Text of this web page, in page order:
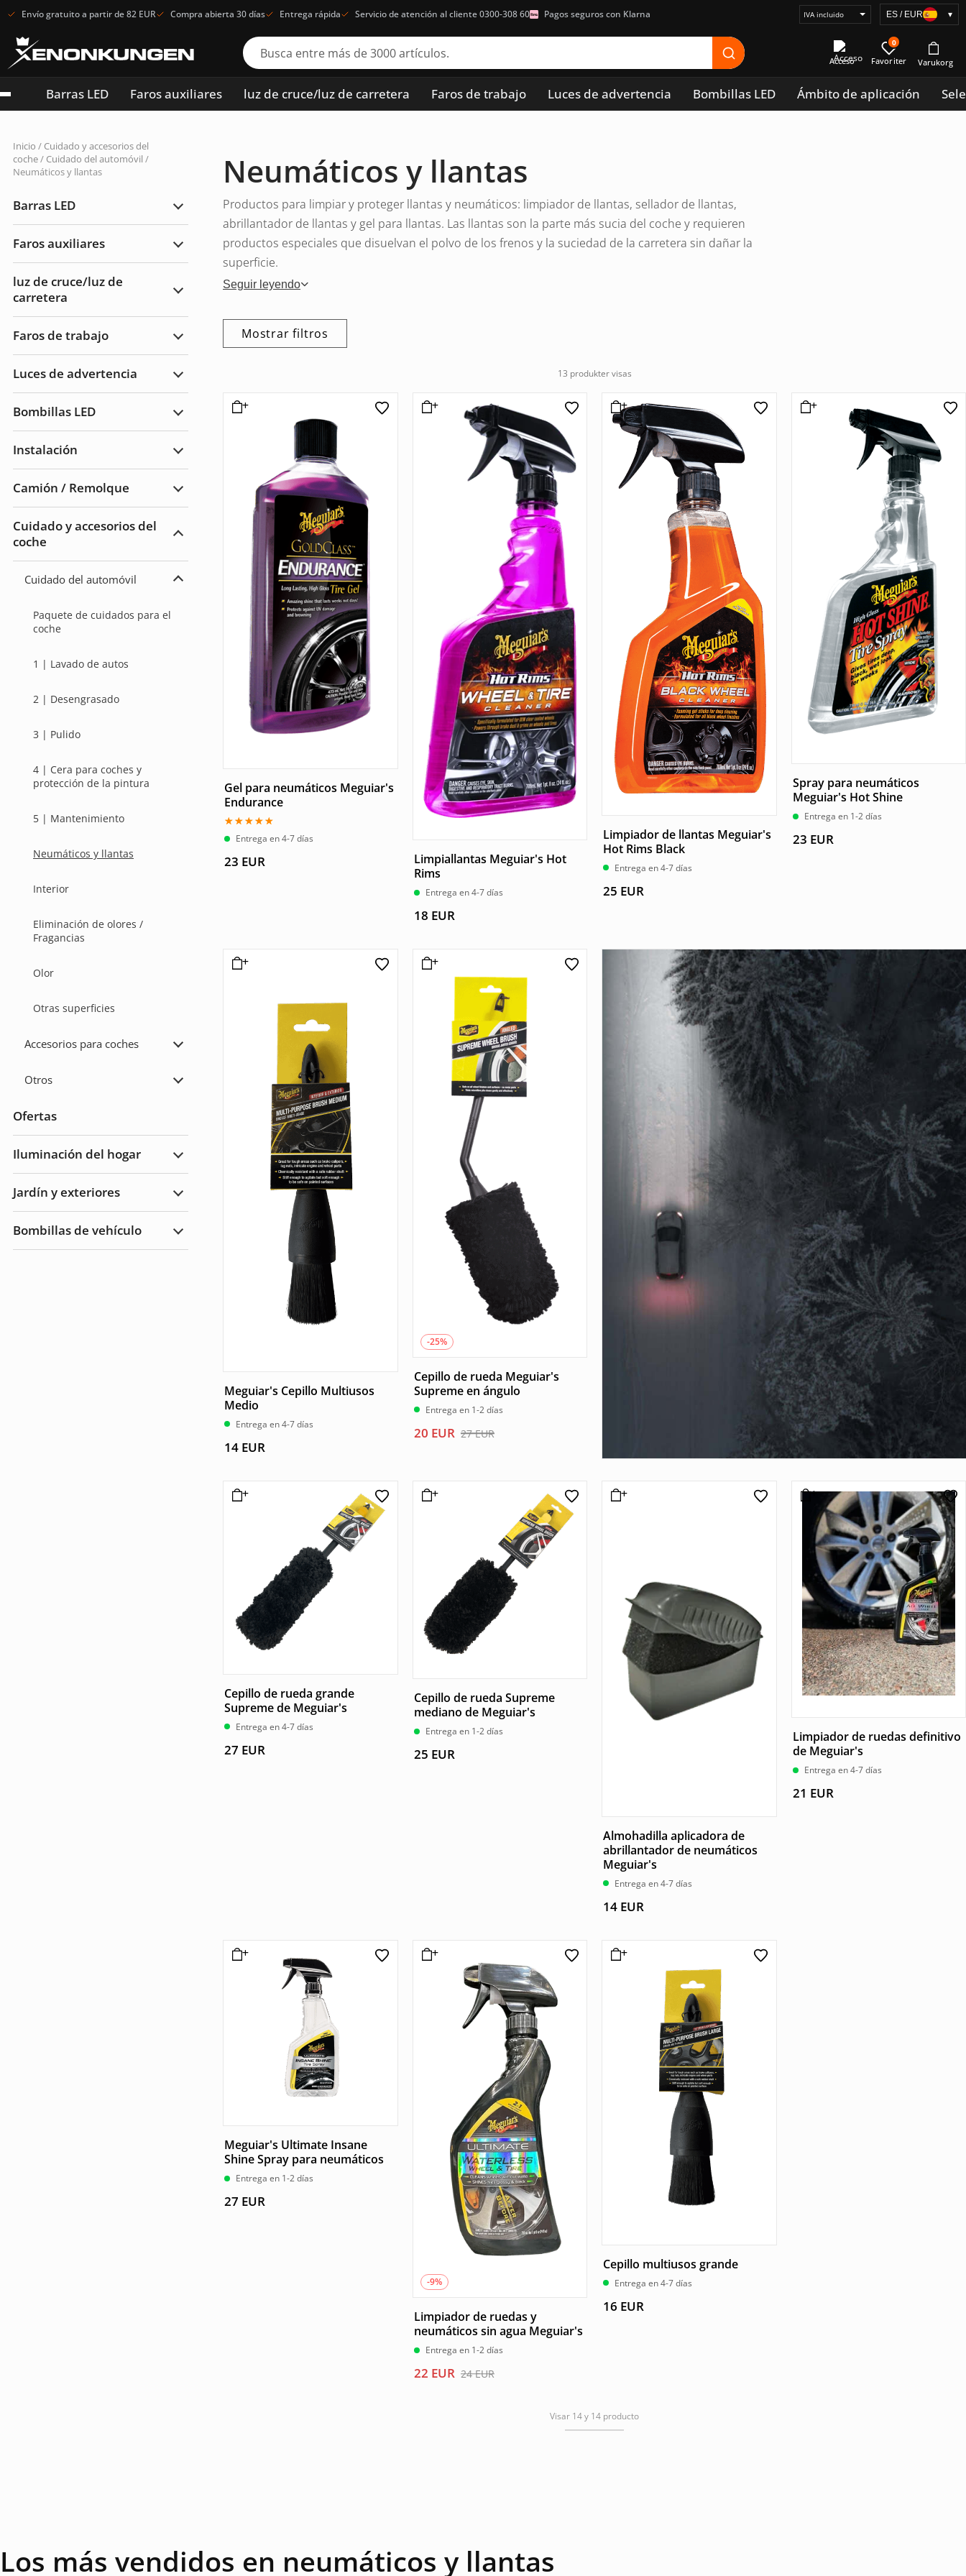
Envío gratuito a partir de 82 EUR Compra abierta 30 días Entrega rápida Servicio de atención al cliente 0300-308 60 Pagos seguros con Klarna
Seleccionar
visualización
precios
ES / EUR ▾
Acceso
0
Barras LED Faros auxiliares luz de cruce/luz de carretera Faros de trabajo Luces de advertencia Bombillas LED Ámbito de aplicación
Inicio / Cuidado y accesorios del
coche/ Cuidado del automóvil /
Neumáticos y llantas
Barras LED
Ampliar
Faros auxiliares
Ampliar
luz de cruce/luz de
carretera
Ampliar
de
de
Faros de trabajo
Ampliar
trabajo
Luces de advertencia
Ampliar
advertencia
Bombillas LED
Ampliar
Instalación
Ampliar
Camión / Remolque
Ampliar
Cuidado y accesorios del
coche
Ampliar
del
y
Cuidado del automóvil
Ampliar
Paquete de cuidados para el
coche
1 | Lavado de autos
2 | Desengrasado
3 | Pulido
4 | Cera para coches y
protección de la pintura
5 | Mantenimiento
Neumáticos y llantas
Interior
Eliminación de olores /
Fragancias
Olor
Otras superficies
Accesorios para coches
Ampliar
coches
Otros
Ampliar
Ofertas
Iluminación del hogar
Ampliar
hogar
Jardín y exteriores
Ampliar
Exteriores
Bombillas de vehículo
Ampliar
Neumáticos y llantas
Productos para limpiar y proteger llantas y neumáticos: limpiador de llantas, sellador de llantas,
abrillantador de llantas y gel para llantas. Las llantas son la parte más sucia del coche y requieren
productos especiales que disuelvan el polvo de los frenos y la suciedad de la carretera sin dañar la
superficie.
Seguir leyendo
Mostrar filtros
13 produkter visas
Gel para neumáticos Meguiar's
Endurance
Valorado
con
de 5
Entrega en 4-7 días
23 EUR
Limpiallantas Meguiar's Hot
Rims
Entrega en 4-7 días
18 EUR
Limpiador de llantas Meguiar's
Hot Rims Black
Entrega en 4-7 días
25 EUR
Spray para neumáticos
Meguiar's Hot Shine
Entrega en 1-2 días
23 EUR
Meguiar's Cepillo Multiusos
Medio
Entrega en 4-7 días
14 EUR
-25%
Cepillo de rueda Meguiar's
Supreme en ángulo
Entrega en 1-2 días
27EUR
El
27 EUR.
20 EUR
El
20 EUR.
Cepillo de rueda grande
Supreme de Meguiar's
Entrega en 4-7 días
27 EUR
Cepillo de rueda Supreme
mediano de Meguiar's
Entrega en 1-2 días
25 EUR
Almohadilla aplicadora de
abrillantador de neumáticos
Meguiar's
Entrega en 4-7 días
14 EUR
Limpiador de ruedas definitivo
de Meguiar's
Entrega en 4-7 días
21 EUR
Meguiar's Ultimate Insane
Shine Spray para neumáticos
Entrega en 1-2 días
27 EUR
-9%
Limpiador de ruedas y
neumáticos sin agua Meguiar's
Entrega en 1-2 días
24EUR
El
22 EUR
El
Cepillo multiusos grande
Entrega en 4-7 días
16 EUR
Visar 14 y 14 producto
Los más vendidos en neumáticos y llantas